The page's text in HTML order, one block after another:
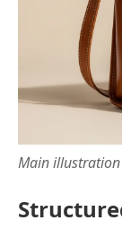
Main